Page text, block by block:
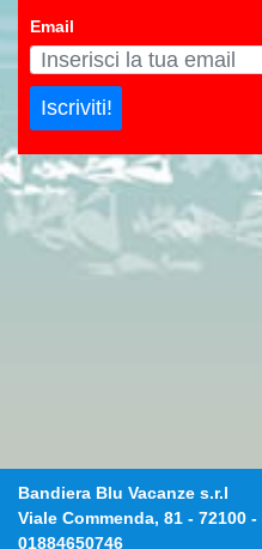
Email
Iscriviti!
Bandiera Blu Vacanze s.r.l
Viale Commenda, 81 - 72100 -
01884650746